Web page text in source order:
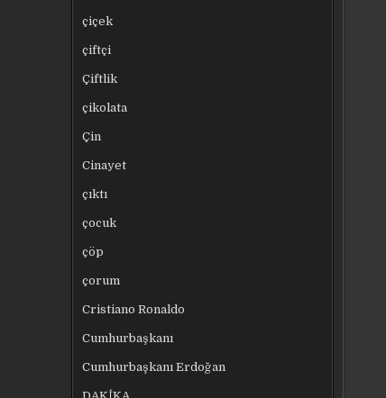
çiçek
çiftçi
Çiftlik
çikolata
Çin
Cinayet
çıktı
çocuk
çöp
çorum
Cristiano Ronaldo
Cumhurbaşkanı
Cumhurbaşkanı Erdoğan